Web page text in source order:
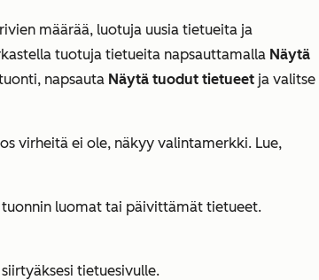
määrää, luotuja uusia tietueita ja
tuotuja tietueita napsauttamalla Näytä
napsauta Näytä tuodut tietueet ja valitse
virheitä ei ole, näkyy valintamerkki. Lue,
tuonnin luomat tai päivittämät tietueet.
siirtyäksesi tietuesivulle.